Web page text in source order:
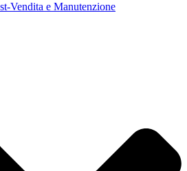
Vendita e Manutenzione